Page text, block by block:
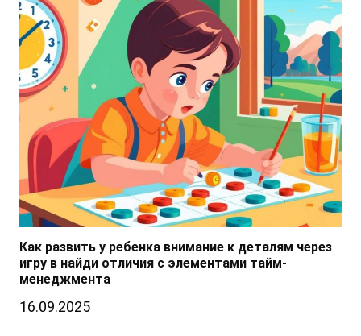
Как развить у ребенка внимание к деталям через
игру в найди отличия с элементами тайм-
менеджмента
16.09.2025